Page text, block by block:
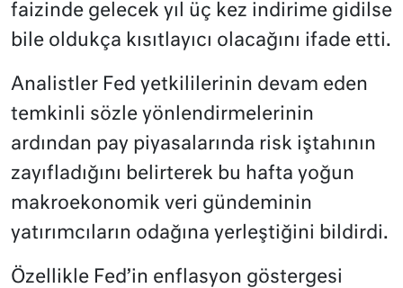
faizinde gelecek yıl üç kez indirime gidilse
bile oldukça kısıtlayıcı olacağını ifade etti.
Analistler Fed yetkililerinin devam eden
temkinli sözle yönlendirmelerinin
ardından pay piyasalarında risk iştahının
zayıfladığını belirterek bu hafta yoğun
makroekonomik veri gündeminin
yatırımcıların odağına yerleştiğini bildirdi.
Özellikle Fed’in enflasyon göstergesi